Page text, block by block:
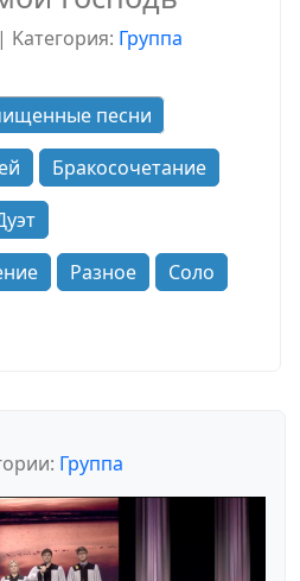
| Kатегория: Группа
песни
Бракосочетание
Разное
Соло
Группа